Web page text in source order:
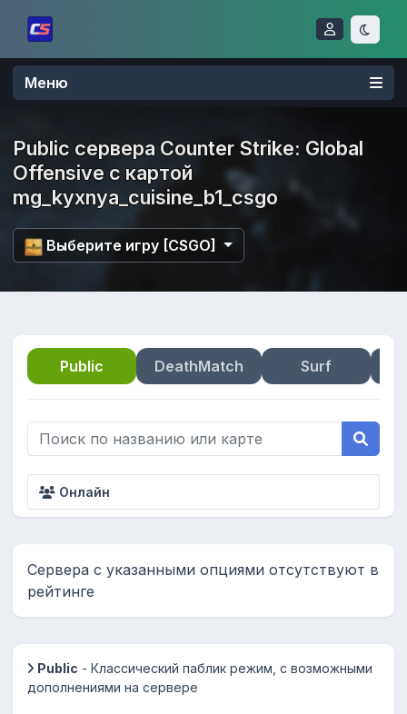
Меню
Public сервера Counter Strike: Global
Offensive с картой
mg_kyxnya_cuisine_b1_csgo
Выберите игру [CSGO]
Public DeathMatch Surf
Онлайн
Сервера с указанными опциями отсутствуют в
рейтинге
Public - Классический паблик режим, с возможными
дополнениями на сервере